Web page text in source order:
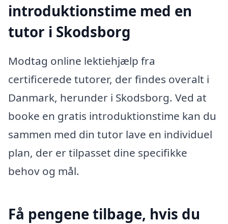
introduktionstime med en
tutor i Skodsborg
Modtag online lektiehjælp fra
certificerede tutorer, der findes overalt i
Danmark, herunder i Skodsborg. Ved at
booke en gratis introduktionstime kan du
sammen med din tutor lave en individuel
plan, der er tilpasset dine specifikke
behov og mål.
Få pengene tilbage, hvis du